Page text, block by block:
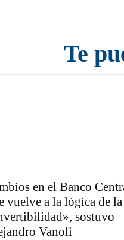
Te
en el Banco
vuelve a la lógica de la
sostuvo
Vanoli